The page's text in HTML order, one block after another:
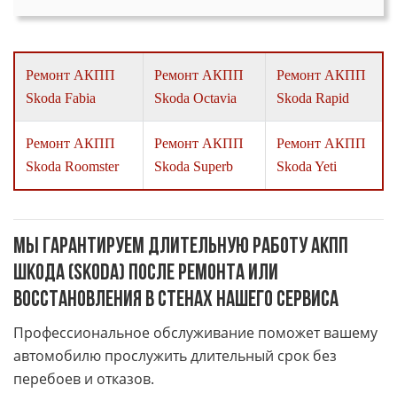
Ремонт АКПП
Skoda Fabia
Ремонт АКПП
Skoda Octavia
Ремонт АКПП
Skoda Rapid
Ремонт АКПП
Skoda Roomster
Ремонт АКПП
Skoda Superb
Ремонт АКПП
Skoda Yeti
Мы гарантируем длительную работу АКПП
Шкода (Skoda) после ремонта или
восстановления в стенах нашего сервиса
Профессиональное обслуживание поможет вашему
автомобилю прослужить длительный срок без
перебоев и отказов.